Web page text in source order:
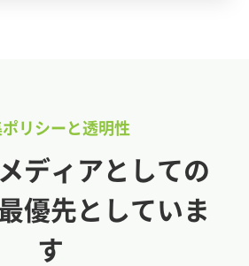
リシーと透明性
ディアとしての
優先としていま
す